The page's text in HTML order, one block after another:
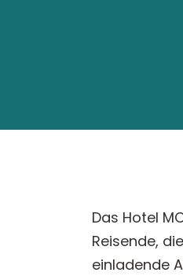
Das Hotel
Reisende,
einladende